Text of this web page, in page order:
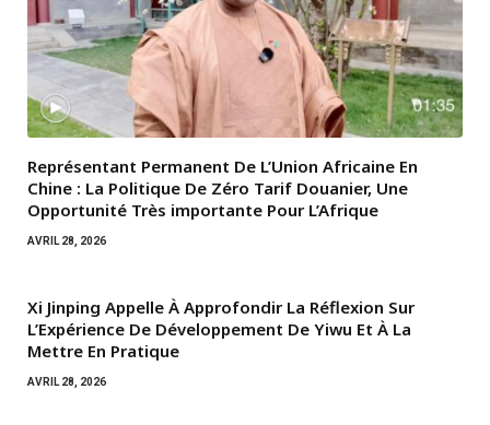
Représentant Permanent De L’Union Africaine En
Chine : La Politique De Zéro Tarif Douanier, Une
Opportunité Très importante Pour L’Afrique
AVRIL 28, 2026
Xi Jinping Appelle À Approfondir La Réflexion Sur
L’Expérience De Développement De Yiwu Et À La
Mettre En Pratique
AVRIL 28, 2026